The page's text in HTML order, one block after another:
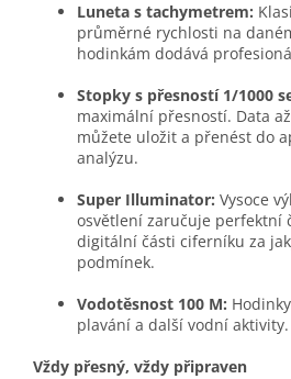
Luneta s tachymetrem:
průměrné rychlosti na
hodinkám dodává
Stopky s přesností 1/1000
maximální přesností. Data
můžete uložit a přenést do
analýzu.
Super Illuminator: Vysoce
osvětlení zaručuje perfektní
digitální části ciferníku za
podmínek.
Vodotěsnost 100 M:
plavání a další vodní aktivity.
Vždy přesný, vždy připraven